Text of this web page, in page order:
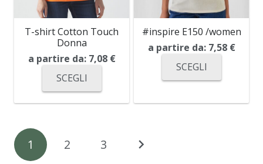
T-shirt Cotton Touch
Donna
a partire da: 7,08 €
SCEGLI
#inspire E150 /women
a partire da: 7,58 €
SCEGLI
Navigazione
articoli
1 2 3